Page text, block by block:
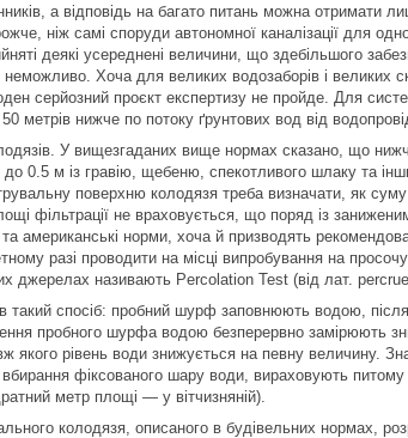
а відповідь на багато питань можна отримати
ніж самі споруди автономної каналізації для
деякі усереднені величини, що здебільшого
неможливо. Хоча для великих водозаборів і великих
серйозний проєкт експертизу не пройде. Для
метрів нижче по потоку ґрунтових вод від
У вищезгаданих вище нормах сказано, що
0.5 м із гравію, щебеню, спекотливого шлаку та
поверхню колодязя треба визначати, як
фільтрації не враховується, що поряд із
американські норми, хоча й призводять
разі проводити на місці випробування на
джерелах називають Percolation Test (від лат.
такий спосіб: пробний шурф заповнюють водою,
пробного шурфа водою безперервно замірюють
якого рівень води знижується на певну величину.
фіксованого шару води, вираховують
метр площі — у вітчизняній).
колодязя, описаного в будівельних нормах,